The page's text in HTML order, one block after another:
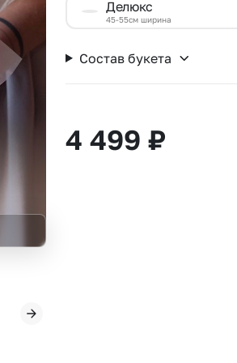
Insta букеты
Новинки
Делюкс
45-55см ширина
Состав букета
4 499 ₽